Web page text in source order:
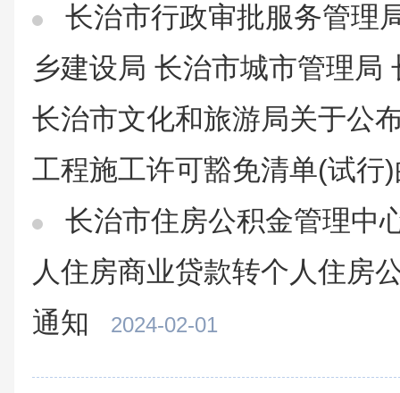
长治市行政审批服务管理
乡建设局 长治市城市管理局
长治市文化和旅游局关于公
工程施工许可豁免清单(试行
长治市住房公积金管理中
人住房商业贷款转个人住房
通知
2024-02-01